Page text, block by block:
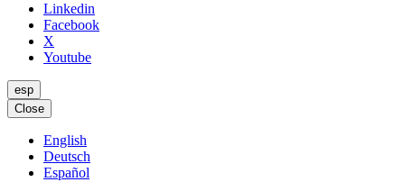
Linkedin
Facebook
X
Youtube
esp
Close
English
Deutsch
Español